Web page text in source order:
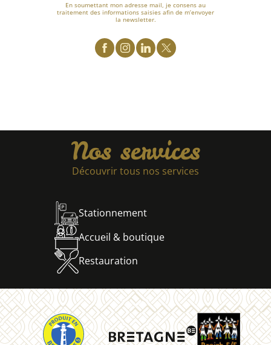
Nos services
Découvrir tous nos services
Stationnement
Accueil & boutique
Restauration
En soumettant mon adresse mail, je consens au
traitement des informations saisies afin de m’envoyer
la newsletter.